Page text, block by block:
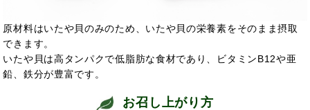
原材料はいたや貝のみのため、いたや貝の栄養素をそのまま摂取
できます。
いたや貝は高タンパクで低脂肪な食材であり、ビタミンB12や亜
鉛、鉄分が豊富です。
お召し上がり方